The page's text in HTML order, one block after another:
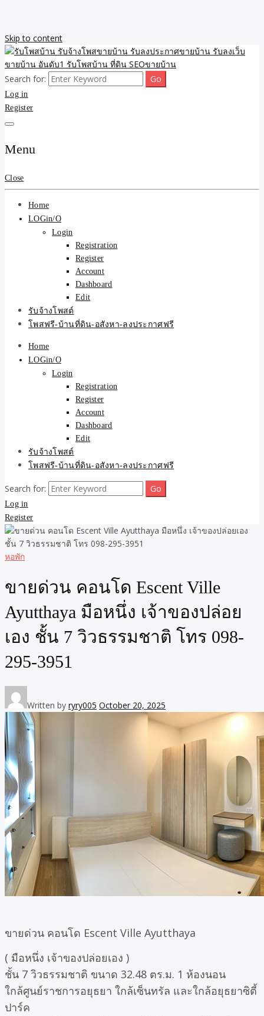
Skip to content
รับโพสบ้าน รับจ้างโพสขาย
บ้าน รับลงประกาศขายบ้าน
รับลงเว็บขายบ้าน อันดับ1
รับโพสบ้าน ที่ดิน SEOขาย
บ้าน
รับจ้างโพสขายบ้าน รับลงเว็บขายบ้าน รับโพสบ้าน รับลงประกาศขาย
บ้าน โพสบ้าน ขายที่ดิน SEO อสังหา ราคาถูก รับลงขายบ้าน
Search for:
Log in
Register
Menu
Close
Home
LOGin/O
Login
Registration
Register
Account
Dashboard
Edit
รับจ้างโพสต์
โพสฟรี-บ้านที่ดิน-อสังหา-ลงประกาศฟรี
Home
LOGin/O
Login
Registration
Register
Account
Dashboard
Edit
รับจ้างโพสต์
โพสฟรี-บ้านที่ดิน-อสังหา-ลงประกาศฟรี
Search for:
Log in
Register
หอพัก
ขายด่วน คอนโด Escent Ville
Ayutthaya มือหนึ่ง เจ้าของปล่อย
เอง ชั้น 7 วิวธรรมชาติ โทร 098-
295-3951
Written by ryry005 October 20, 2025
ขายด่วน คอนโด Escent Ville Ayutthaya
( มือหนึ่ง เจ้าของปล่อยเอง )
ชั้น 7 วิวธรรมชาติ ขนาด 32.48 ตร.ม. 1 ห้องนอน
ใกล้ศูนย์ราชการอยุธยา ใกล้เซ็นทรัล และใกล้อยุธยาซิตี้
ปาร์ค